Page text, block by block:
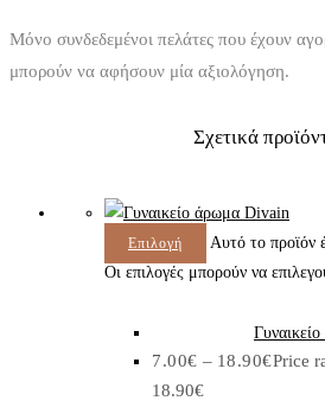
Μόνο συνδεδεμένοι πελάτες που έχουν
μπορούν να αφήσουν μία αξιολόγηση.
Σχετικά
Επιλογή
Αυτό το προϊόν
Οι επιλογές μπορούν να
7.00€ – 18.90€Price
18.90€